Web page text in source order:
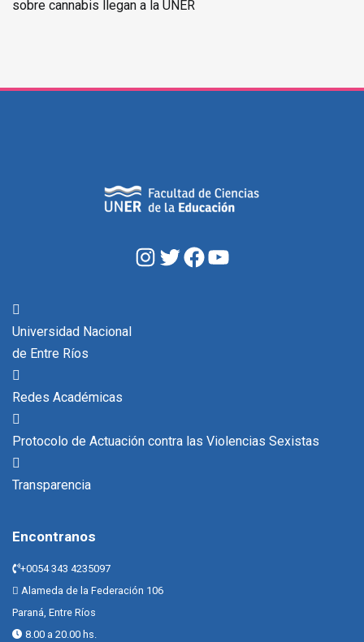
sobre cannabis llegan a la UNER
Instagram
TwitterFacebook
Universidad Nacional
de Entre Ríos
Redes Académicas
Protocolo de Actuación contra las Violencias Sexistas
Transparencia
Encontranos
+0054 343 4235097
Alameda de la Federación 106
Paraná, Entre Ríos
8.00 a 20.00 hs.